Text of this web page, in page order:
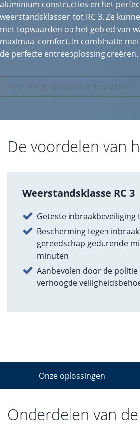
aluminium constructies en het
weerstandsklassen tot RC 3. Ze
met topwaarden op het gebied van
maximaal comfort. In combinatie
de perfecte entreeoplossing creëren.
Vind een gespecialiseerde partner >
De voordelen van
Weerstandsklasse RC 3
Geteste inbraakbeveiliging
Bescherming tegen
gereedschap gedurende
minuten
Aanbevolen door de politie
verhoogde
Onze oplossingen
Onderdelen van